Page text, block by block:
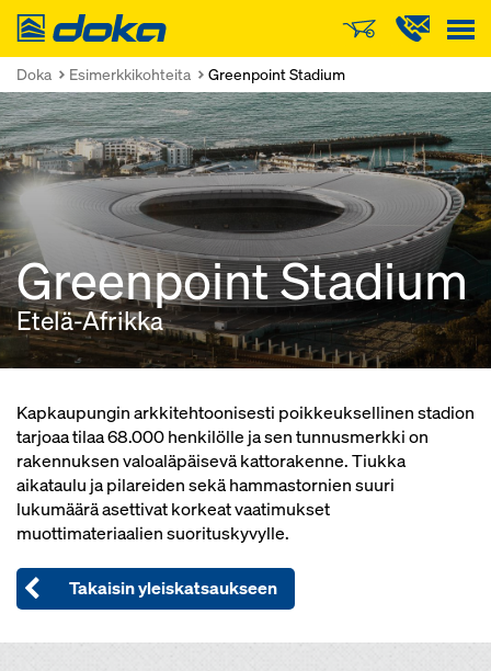
Doka
Doka Esimerkkikohteita Greenpoint Stadium
Greenpoint Stadium
Etelä-Afrikka
Kapkaupungin arkkitehtoonisesti poikkeuksellinen stadion
tarjoaa tilaa 68.000 henkilölle ja sen tunnusmerkki on
rakennuksen valoaläpäisevä kattorakenne. Tiukka
aikataulu ja pilareiden sekä hammastornien suuri
lukumäärä asettivat korkeat vaatimukset
muottimateriaalien suorituskyvylle.
Takaisin yleiskatsaukseen